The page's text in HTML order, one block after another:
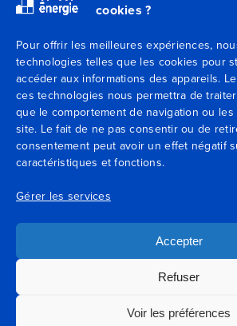
cookies ?
Pour offrir les meilleures expériences,
technologies telles que les cookies pour
accéder aux informations des appareils.
ces technologies nous permettra de
que le comportement de navigation ou
site. Le fait de ne pas consentir ou de
consentement peut avoir un effet négatif
caractéristiques et fonctions.
Gérer les services
Accepter
Refuser
Voir les préférences
Secteurs
Expertises
Blog
Agences
Contactez-nous
Conditions générales de vente
Conditions générales d’utilisation